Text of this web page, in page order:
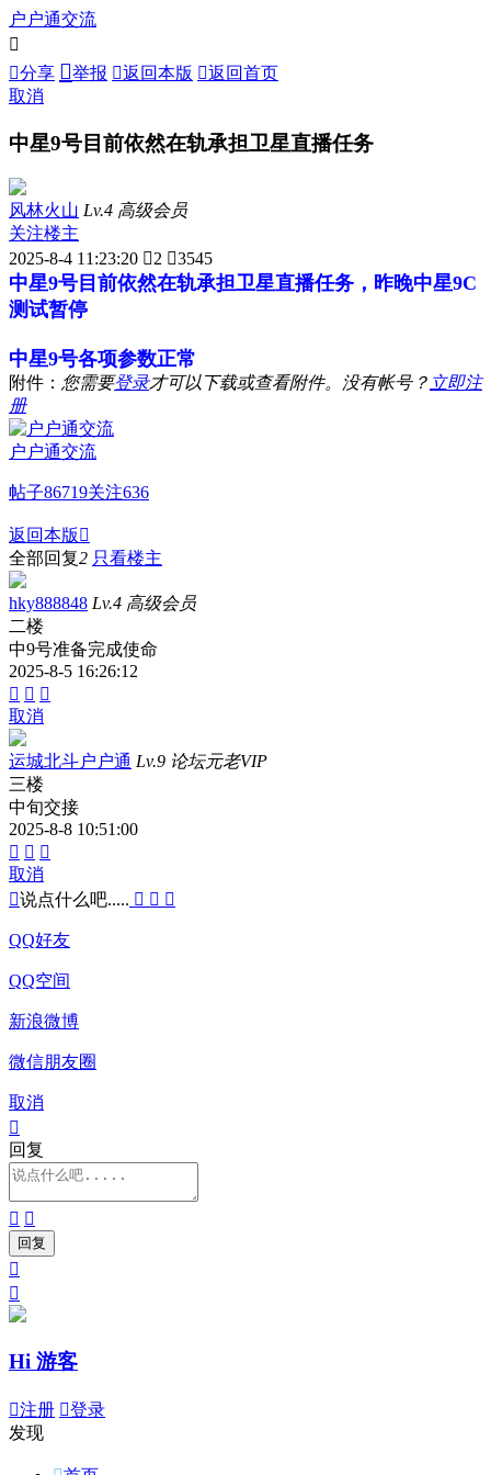
户户通交流

分享 举报 返回本版 返回首页
取消
中星9号目前依然在轨承担卫星直播任务
风林火山 Lv.4 高级会员
关注楼主
2025-8-4 11:23:20 2 3545
中星9号目前依然在轨承担卫星直播任务，昨晚中星9C
测试暂停
中星9号各项参数正常
附件： 您需要登录才可以下载或查看附件。没有帐号？ 立即注
册
户户通交流
帖子86719关注636
返回本版 
全部回复2 只看楼主
hky888848 Lv.4 高级会员
二楼
中9号准备完成使命
2025-8-5 16:26:12
  
取消
运城北斗户户通 Lv.9 论坛元老VIP
三楼
中旬交接
2025-8-8 10:51:00
  
取消
说点什么吧.....   
QQ好友
QQ空间
新浪微博
微信朋友圈
取消

回复
 


Hi 游客
注册 登录
发现